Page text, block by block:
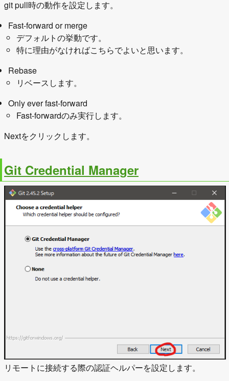
git pull時の動作を設定します。
Fast-forward or merge
デフォルトの挙動です。
特に理由がなければこちらでよいと思います。
Rebase
リベースします。
Only ever fast-forward
Fast-forwardのみ実行します。
Nextをクリックします。
Git Credential Manager
リモートに接続する際の認証ヘルパーを設定します。